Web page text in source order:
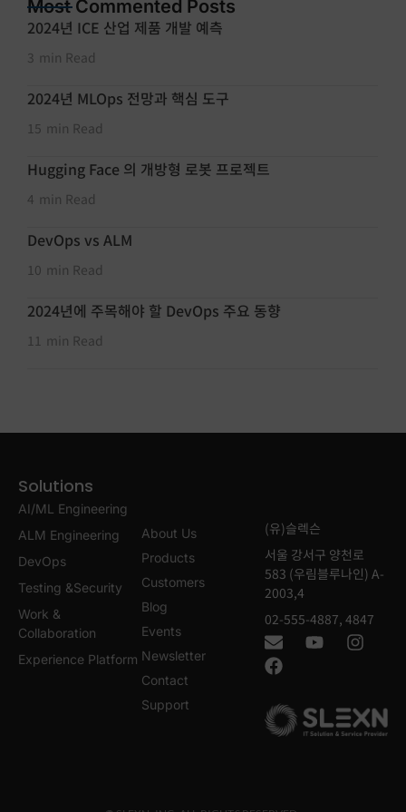
Most Commented Posts
2024년 ICE 산업 제품 개발 예측
3 min Read
2024년 MLOps 전망과 핵심 도구
15 min Read
Hugging Face 의 개방형 로봇 프로젝트
4 min Read
DevOps vs ALM
10 min Read
2024년에 주목해야 할 DevOps 주요 동향
11 min Read
Solutions
AI/ML Engineering
ALM Engineering
DevOps
Testing &Security
Work &
Collaboration
Experience Platform
About Us
Products
Customers
Blog
Events
Newsletter
Contact
Support
(유)슬렉슨
서울 강서구 양천로
583 (우림블루나인) A-
2003,4
02-555-4887, 4847